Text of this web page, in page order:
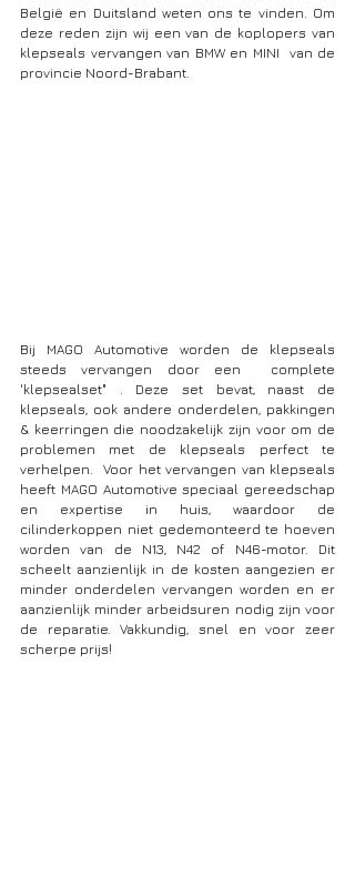
België en Duitsland weten ons te vinden. Om
deze reden zijn wij een van de koplopers van
klepseals vervangen van BMW en MINI  van de
provincie Noord-Brabant.
Bij MAGO Automotive worden de klepseals
steeds vervangen door een  complete
'klepsealset" . Deze set bevat, naast de
klepseals, ook andere onderdelen, pakkingen
& keerringen die noodzakelijk zijn voor om de
problemen met de klepseals perfect te
verhelpen.  Voor het vervangen van klepseals
heeft MAGO Automotive speciaal gereedschap
en expertise in huis, waardoor de
cilinderkoppen niet gedemonteerd te hoeven
worden van de N13, N42 of N46-motor. Dit
scheelt aanzienlijk in de kosten aangezien er
minder onderdelen vervangen worden en er
aanzienlijk minder arbeidsuren nodig zijn voor
de reparatie. Vakkundig, snel en voor zeer
scherpe prijs!